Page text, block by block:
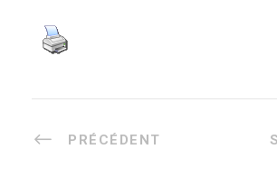
PRÉCÉDENT